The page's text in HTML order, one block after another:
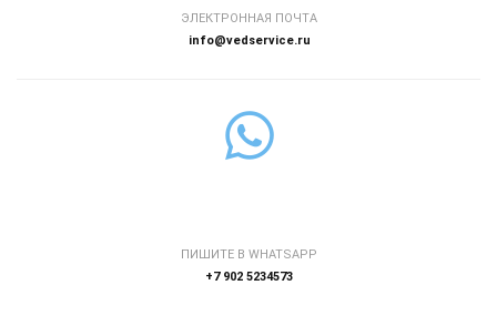
ЭЛЕКТРОННАЯ ПОЧТА
info@vedservice.ru
ПИШИТЕ В WHATSAPP
+7 902 5234573